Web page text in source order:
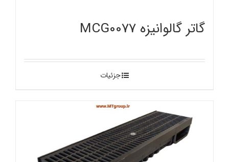
گاتر گالوانیزه MCG0077
جزئیات